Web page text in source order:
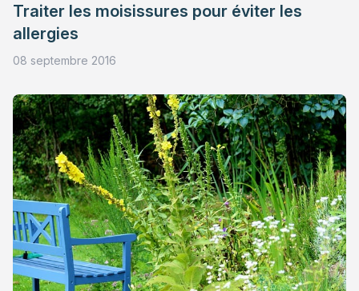
Traiter les moisissures pour éviter les
allergies
08 septembre 2016